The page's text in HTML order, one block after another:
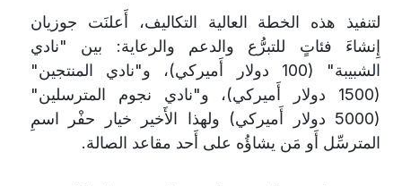
لتنفيذ هذه الخطة العالية التكاليف، أَعلنَت جوزيان
إِنشاءَ فئاتٍ للتبرُّع والدعم والرعاية: بين "نادي
الشبيبة" (100 دولار أَميركي)، و"نادي المنتجين"
(1500 دولار أَميركي)، و"نادي نجوم المترسلين"
(5000 دولار أَميركي) ولهذا الأَخير خيار حفْر اسمِ
المترسِّل أَو مَن يشاؤُه على أَحد مقاعد الصالة.